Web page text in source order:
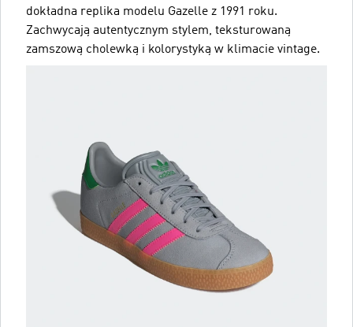
dokładna replika modelu Gazelle z 1991 roku.
Zachwycają autentycznym stylem, teksturowaną
zamszową cholewką i kolorystyką w klimacie vintage.